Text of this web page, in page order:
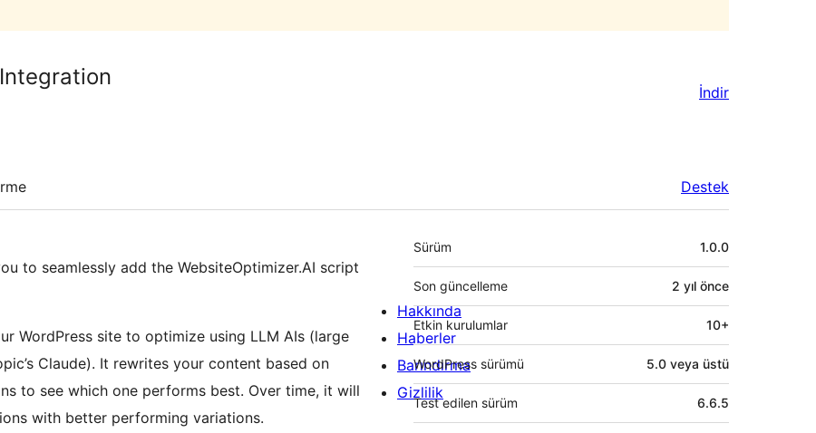
İndir
Destek
to seamlessly add the WebsiteOptimizer.AI script
WordPress site to optimize using LLM AIs (large
Claude). It rewrites your content based on
to see which one performs best. Over time, it will
with better performing variations.
Meta
Sürüm 1.0.0
Son güncelleme 2 yıl önce
Etkin kurulumlar 10+
WordPress sürümü 5.0 veya üstü
Test edilen sürüm 6.6.5
Hakkında
Haberler
Barındırma
Gizlilik